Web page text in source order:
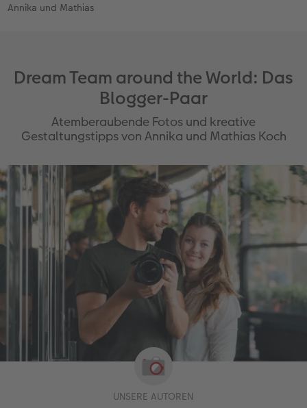
Annika und Mathias
Dream Team around the World: Das
Blogger-Paar
Atemberaubende Fotos und kreative
Gestaltungstipps von Annika und Mathias Koch
UNSERE AUTOREN